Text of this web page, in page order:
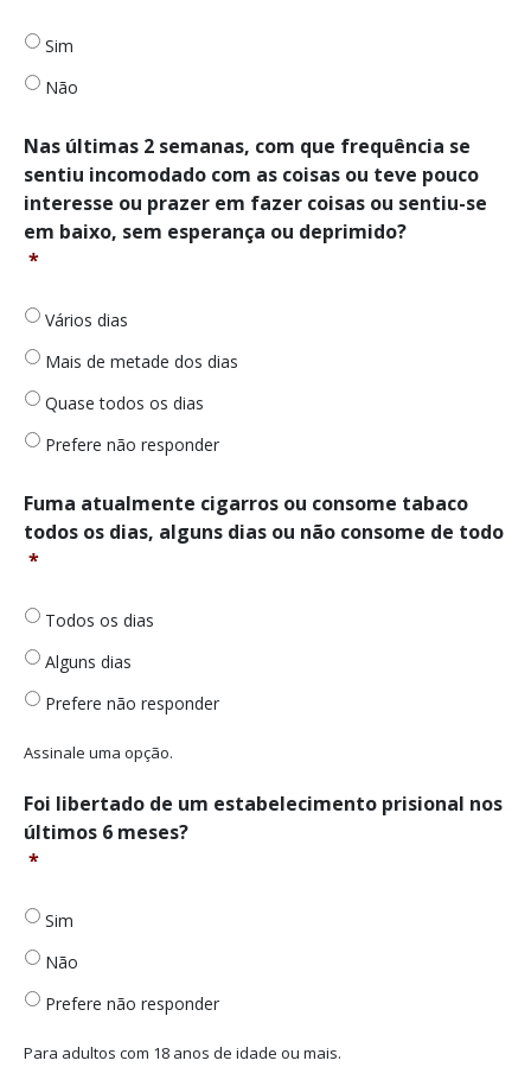
* Sim
Não
Nas
últimas
2
semanas,
com
que
se
sentiu
incomodado
as
coisas
ou
pouco
interesse
ou
prazer
fazer
ou
sentiu-
se
baixo,
esperança
ou
deprimido?
Nas últimas 2 semanas, com que frequência se
sentiu incomodado com as coisas ou teve pouco
interesse ou prazer em fazer coisas ou sentiu-se
em baixo, sem esperança ou deprimido?
*
Vários dias
Mais de metade dos dias
Quase todos os dias
Prefere não responder
Fuma
atualmente
cigarros
tabaco
todos
os
dias,
alguns
ou
fuma
de
todo?
Fuma atualmente cigarros ou consome tabaco
todos os dias, alguns dias ou não consome de todo
*
Todos os dias
Alguns dias
Prefere não responder
Assinale uma opção.
Foi
libertado
de
prisional
nos
últimos
6
meses?
Foi libertado de um estabelecimento prisional nos
últimos 6 meses?
*
Sim
Não
Prefere não responder
Para adultos com 18 anos de idade ou mais.